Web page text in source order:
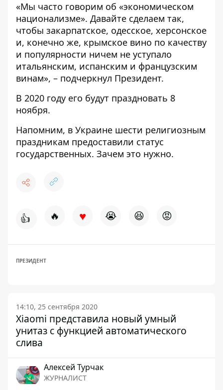
«Мы часто говорим об «экономическом
национализме». Давайте сделаем так,
чтобы закарпатское, одесское, херсонское
и, конечно же, крымское вино по качеству
и популярности ничем не уступало
итальянским, испанским и французским
винам», – подчеркнул Президент.
В 2020 году его будут праздновать 8
ноября.
Напомним, в Украине шести религиозным
праздникам предоставили статус
государственных. Зачем это нужно.
👍 🔥 ♥ 😭 😆 😡
ПРЕЗИДЕНТ
14:10, 25 сентября 2020
Xiaomi представила новый умный
унитаз с функцией автоматического
слива
Алексей Турчак
ЖУРНАЛИСТ